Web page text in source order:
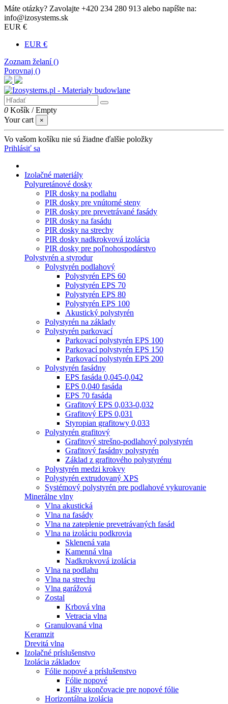
Máte otázky? Zavolajte +420 234 280 913 alebo napíšte na:
info@izosystems.sk
EUR €
EUR €
Zoznam želaní ()
Porovnaj ()
0 Košík /Empty
Your cart
×
Vo vašom košíku nie sú žiadne ďalšie položky
Prihlásiť sa
Izolačné materiály
Polyuretánové dosky
PIR dosky na podlahu
PIR dosky pre vnútorné steny
PIR dosky pre prevetrávané fasády
PIR dosky na fasádu
PIR dosky na strechy
PIR dosky nadkrokvová izolácia
PIR dosky pre poľnohospodárstvo
Polystyrén a styrodur
Polystyrén podlahový
Polystyrén EPS 60
Polystyrén EPS 70
Polystyrén EPS 80
Polystyrén EPS 100
Akustický polystyrén
Polystyrén na základy
Polystyrén parkovací
Parkovací polystyrén EPS 100
Parkovací polystyrén EPS 150
Parkovací polystyrén EPS 200
Polystyrén fasádny
EPS fasáda 0,045-0,042
EPS 0,040 fasáda
EPS 70 fasáda
Grafitový EPS 0,033-0,032
Grafitový EPS 0,031
Styropian grafitowy 0,033
Polystyrén grafitový
Grafitový strešno-podlahový polystyrén
Grafitový fasádny polystyrén
Základ z grafitového polystyrénu
Polystyrén medzi krokvy
Polystyrén extrudovaný XPS
Systémový polystyrén pre podlahové vykurovanie
Minerálne vlny
Vlna akustická
Vlna na fasády
Vlna na zateplenie prevetrávaných fasád
Vlna na izoláciu podkrovia
Sklenená vata
Kamenná vlna
Nadkrokvová izolácia
Vlna na podlahu
Vlna na strechu
Vlna garážová
Zostal
Krbová vlna
Vetracia vlna
Granulovaná vlna
Keramzit
Drevitá vlna
Izolačné príslušenstvo
Izolácia základov
Fólie nopové a príslušenstvo
Fólie nopové
Lišty ukončovacie pre nopové fólie
Horizontálna izolácia